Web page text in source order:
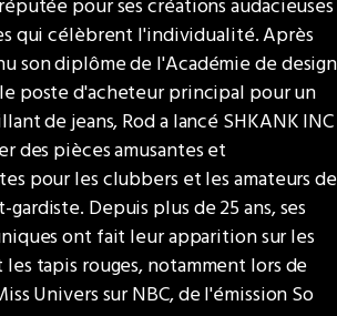
pour ses créations audacieuses
qui célèbrent l'individualité. Après
son diplôme de l'Académie de design
poste d'acheteur principal pour un
de jeans, Rod a lancé SHKANK INC
des pièces amusantes et
pour les clubbers et les amateurs de
gardiste. Depuis plus de 25 ans, ses
ont fait leur apparition sur les
tapis rouges, notamment lors de
Univers sur NBC, de l'émission So